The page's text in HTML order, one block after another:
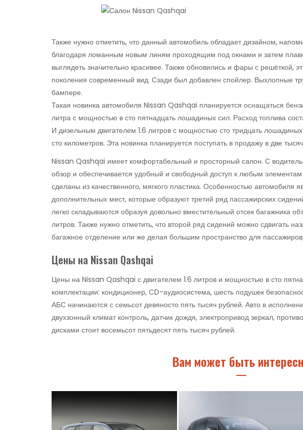
Также нужно отметить, что данный автомобиль обладает дизайном,
благодаря ломанным новым линям проходящим под окнами и затем
выглядеть значительно красивее. Также обновились и фары с решёткой,
поколения современный вид. Сзади был добавлен спойлер. Выхлопные
бампере.
Такая новинка автомобиля Nissan Qashqai планируется оснащаться
литра с мощностью в сто пятнадцать лошадиных сил. Расход топлива
И дизельным двигателем 1.6 литров с мощностью сто тридцать
сто километров. Эта новинка планируется поступать в продажу в две
Nissan Qashqai имеет комфортабельный и просторный салон. С
обзор и обеспечивается удобный и свободный доступ к любым
сделаны из качественного, мягкого пластика. Особенностью автомобиля
дополнительных мест, которые образуют третий ряд пассажирских
легко складываются образуя довольно вместительный отсек багажника
литров. Также нужно отметить, что второй ряд сидений можно сдвигать
багажное отделение или же делая большим пространство для
Цены на Nissan Qashqai
Цены на Nissan Qashqai с двигателем 1.6 литров и мощностью в сто
комплектации: кондиционер, CD-аудиосистема, шесть подушек
АБС начинаются с семьсот девяносто пять тысяч рублей. Авто в
двухзонный климат контроль, датчик дождя, электропривод зеркал,
дисками стоит восемьсот пятьдесят пять тысяч рублей.
Вам может быть